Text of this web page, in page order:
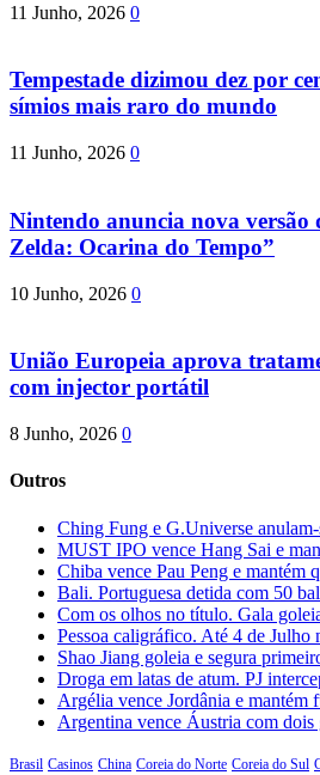
11 Junho, 2026 0
Tempestade dizimou dez por
símios mais raro do mundo
11 Junho, 2026 0
Nintendo anuncia nova versão
Zelda: Ocarina do Tempo”
10 Junho, 2026 0
União Europeia aprova
com injector portátil
8 Junho, 2026 0
Outros
Ching Fung e G.Universe
MUST IPO vence Hang Sai e
Chiba vence Pau Peng e mantém
Bali. Portuguesa detida com 50
Com os olhos no título. Gala
Pessoa caligráfico. Até 4 de Julho
Shao Jiang goleia e segura
Droga em latas de atum. PJ
Argélia vence Jordânia e mantém
Argentina vence Áustria com dois
Brasil Casinos China Coreia do Norte Coreia do Sul